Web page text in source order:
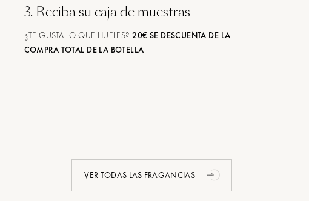
3. Reciba su caja de muestras
¿TE GUSTA LO QUE HUELES?20€ SE DESCUENTA DE LA
COMPRA TOTAL DE LA BOTELLA
VER TODAS LAS FRAGANCIAS